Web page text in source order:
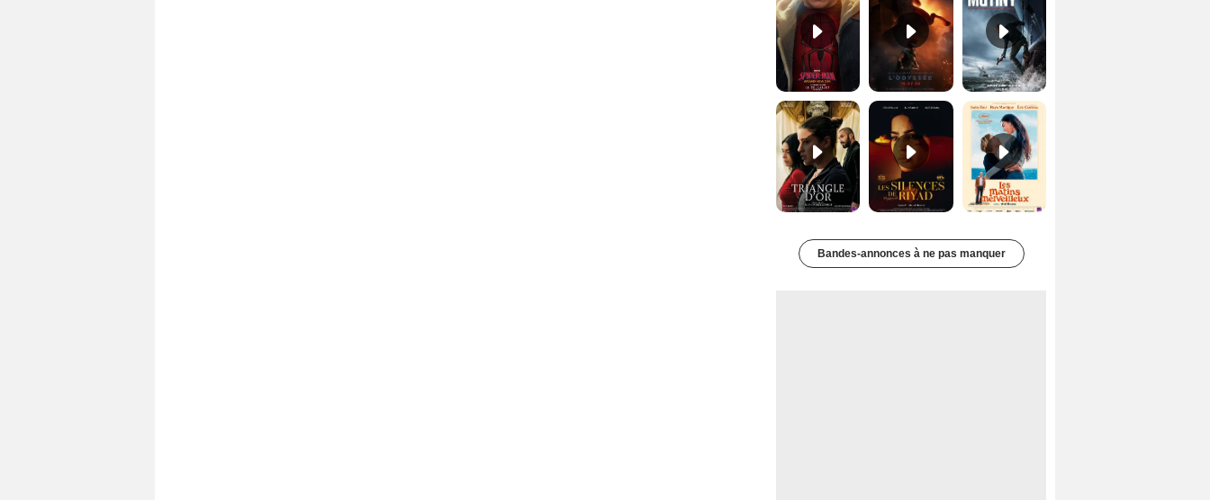
Les Silences de Riyad Bande-annonce VO STFR Les Matins merveilleux Bande-annonce VF
Bandes-annonces à ne pas manquer